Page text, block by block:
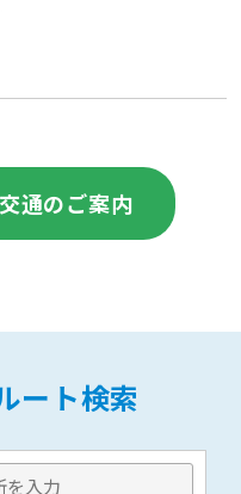
通のご案内
ート検索